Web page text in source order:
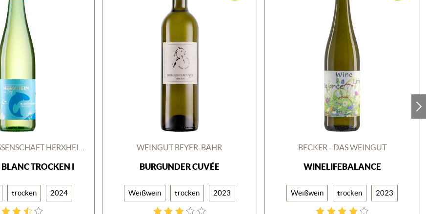
TROCKEN I
trocken 2024
WEINGUT BEYER-BÄHR
BURGUNDER CUVÉE
Weißwein trocken 2023
BECKER - DAS WEINGUT
WINELIFEBALANCE
Weißwein trocken 2023